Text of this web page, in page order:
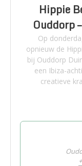
Hippie
Ouddorp
Op
opnieuw de
bij Ouddorp
een Ibiza-
creatieve